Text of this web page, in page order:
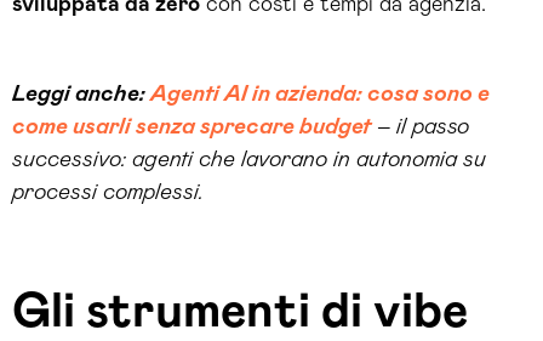
sviluppata da zero con costi e tempi da agenzia.
Leggi anche:Agenti AI in azienda: cosa sono e
come usarli senza sprecare budget– il passo
successivo: agenti che lavorano in autonomia su
processi complessi.
Gli strumenti di vibe